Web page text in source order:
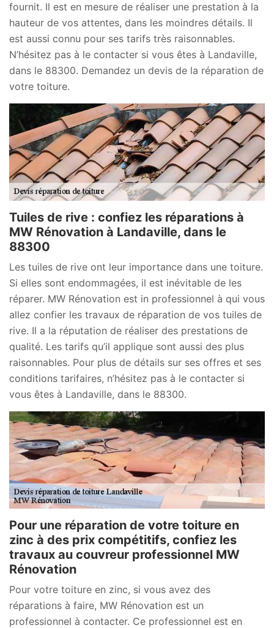
fournit. Il est en mesure de réaliser une prestation à la
hauteur de vos attentes, dans les moindres détails. Il
est aussi connu pour ses tarifs très raisonnables.
N’hésitez pas à le contacter si vous êtes à Landaville,
dans le 88300. Demandez un devis de la réparation de
votre toiture.
Tuiles de rive : confiez les réparations à
MW Rénovation à Landaville, dans le
88300
Les tuiles de rive ont leur importance dans une toiture.
Si elles sont endommagées, il est inévitable de les
réparer. MW Rénovation est in professionnel à qui vous
allez confier les travaux de réparation de vos tuiles de
rive. Il a la réputation de réaliser des prestations de
qualité. Les tarifs qu’il applique sont aussi des plus
raisonnables. Pour plus de détails sur ses offres et ses
conditions tarifaires, n’hésitez pas à le contacter si
vous êtes à Landaville, dans le 88300.
Pour une réparation de votre toiture en
zinc à des prix compétitifs, confiez les
travaux au couvreur professionnel MW
Rénovation
Pour votre toiture en zinc, si vous avez des
réparations à faire, MW Rénovation est un
professionnel à contacter. Ce professionnel est en